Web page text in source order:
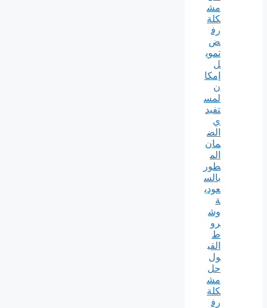
مش
كلة
رف
ض
تموي
ل
إمكا
ن
لمس
تفيد
ي
الض
مان
الم
طور
بالس
عودي
ة
وش
رو
ط
القب
ول
حل
مش
كلة
رف